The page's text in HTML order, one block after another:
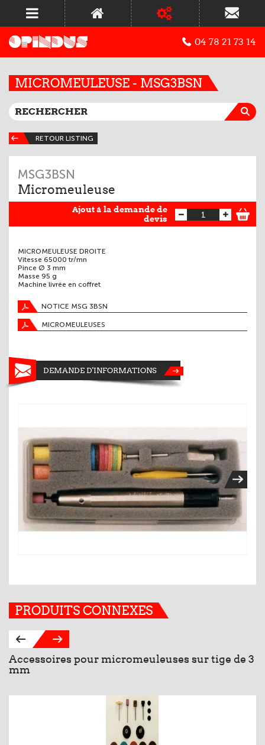
04 78 21 73 14
MICROMEULEUSE - MSG3BSN
RETOUR LISTING
MSG3BSN
Micromeuleuse
Ajout à la demande de
devis
MICROMEULEUSE DROITE
Vitesse 65000 tr/mn
Pince Ø 3 mm
Masse 95 g
Machine livrée en coffret
NOTICE MSG 3BSN
MICROMEULEUSES
DEMANDE D'INFORMATIONS
PRODUITS CONNEXES
Accessoires pour micromeuleuses sur tige de 3
mm